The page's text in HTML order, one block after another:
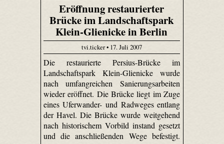
Eröffnung restaurierter
Brücke im Landschaftspark
Klein-Glienicke in Berlin
tvi.ticker • 17. Juli 2007
Die restaurierte Persius-Brücke im
Landschaftspark Klein-Glienicke wurde
nach umfangreichen Sanierungsarbeiten
wieder eröffnet. Die Brücke liegt im Zuge
eines Uferwander- und Radweges entlang
der Havel. Die Brücke wurde weitgehend
nach historischem Vorbild instand gesetzt
und die anschließenden Wege befestigt.